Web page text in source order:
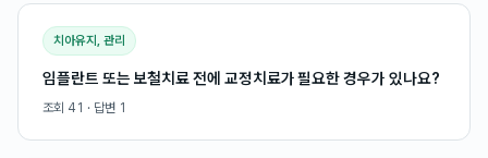
치아유지, 관리
임플란트 또는 보철치료 전에 교정치료가 필요한 경우가 있나요?
조회 41 · 답변 1